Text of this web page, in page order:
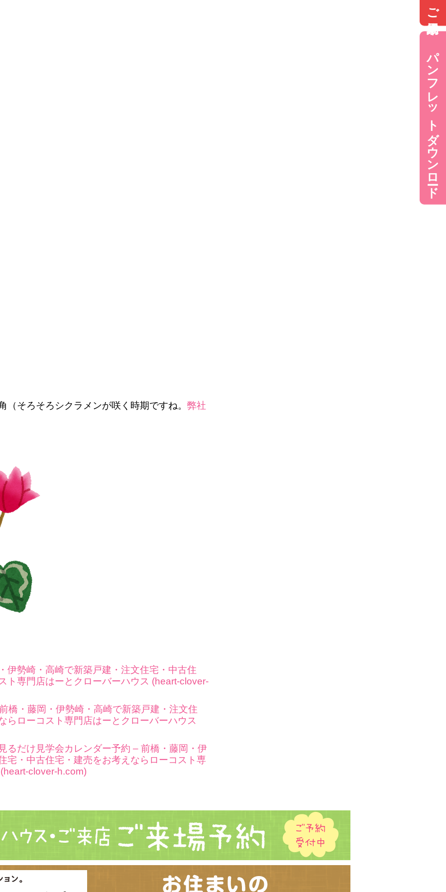
（そろそろシクラメンが咲く時期ですね。 弊社
伊勢崎・高崎で新築戸建・注文住宅・中古住
ト専門店はーとクローバーハウス (heart-clover-
橋・藤岡・伊勢崎・高崎で新築戸建・注文住
らローコスト専門店はーとクローバーハウス
るだけ見学会カレンダー予約 – 前橋・藤岡・伊
宅・中古住宅・建売をお考えならローコスト専
clover-h.com)
ご来場予約
パンフレットダウンロード